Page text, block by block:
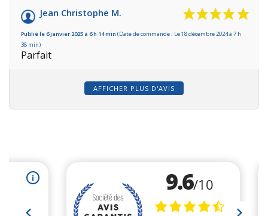
Jean Christophe M.
Publié le 6 janvier 2025 à 6 h 14 min (Date de commande : Le 18 décembre 2024 à 7 h
38 min)
Parfait
AFFICHER PLUS D'AVIS